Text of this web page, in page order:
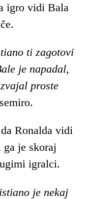
igro vidi Bala
ti zagotovi
je napadal,
proste
Ronalda vidi
ga je skoraj
igralci.
je nekaj